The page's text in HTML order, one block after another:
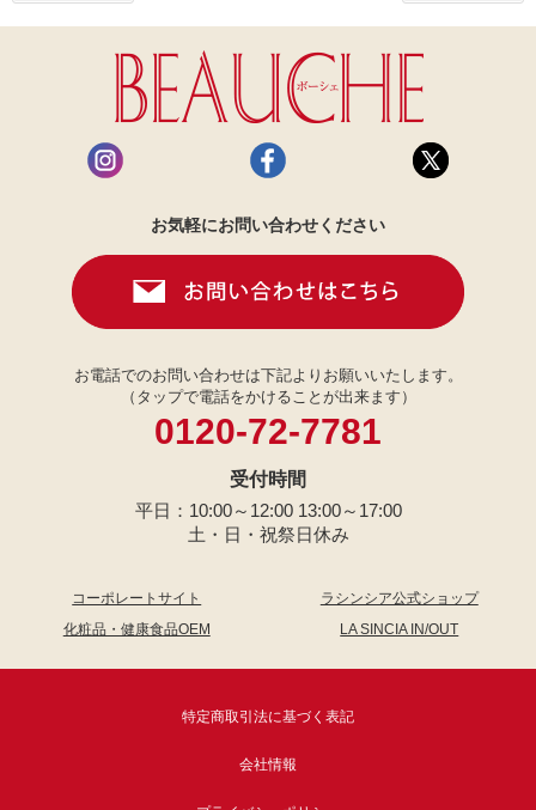
お気軽にお問い合わせください
お電話でのお問い合わせは下記よりお願いいたします。
（タップで電話をかけることが出来ます）
0120-72-7781
受付時間
平日：10:00～12:00 13:00～17:00
土・日・祝祭日休み
コーポレートサイト
ラシンシア公式ショップ
化粧品・健康食品OEM
LA SINCIA IN/OUT
特定商取引法に基づく表記
会社情報